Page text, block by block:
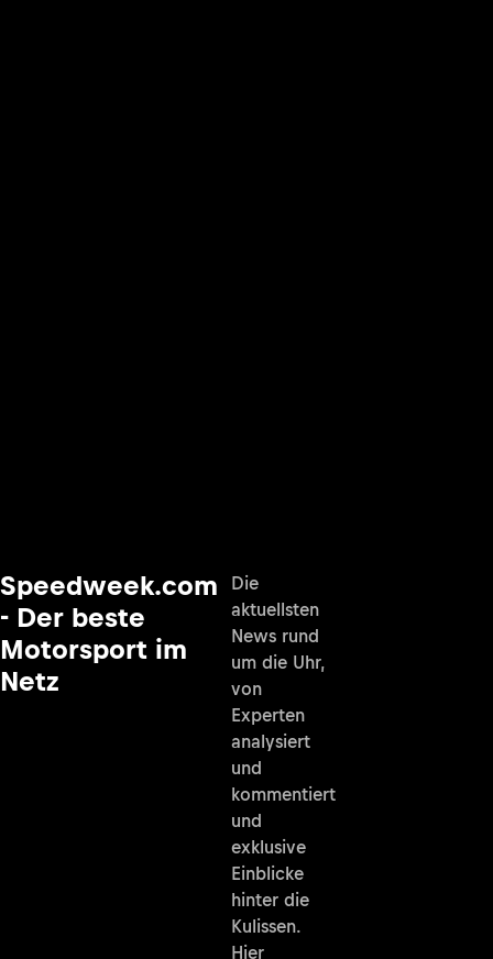
Speedweek.com
- Der beste
Motorsport im
Netz
Die
aktuellsten
News rund
um die Uhr,
von
Experten
analysiert
und
kommentiert
und
exklusive
Einblicke
hinter die
Kulissen.
Hier